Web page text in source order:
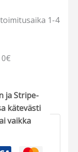
1-4
ja Stripe-
kätevästi
vaikka